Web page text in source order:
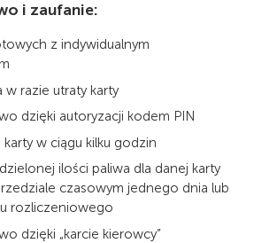
i zaufanie:
z indywidualnym
w razie utraty karty
dzięki autoryzacji kodem PIN
w ciągu kilku godzin
ilości paliwa dla danej karty
czasowym jednego dnia lub
rozliczeniowego
dzięki „karcie kierowcy”